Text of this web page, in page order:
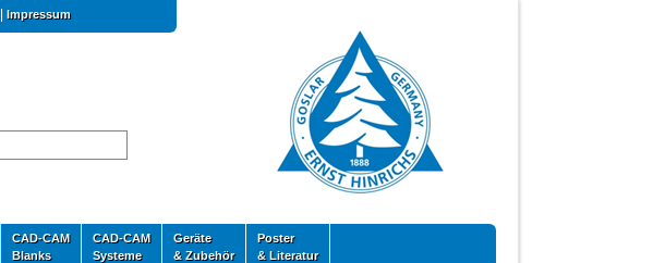
Impressum
CAD-CAM
Blanks
CAD-CAM
Systeme
Geräte
& Zubehör
Poster
& Literatur